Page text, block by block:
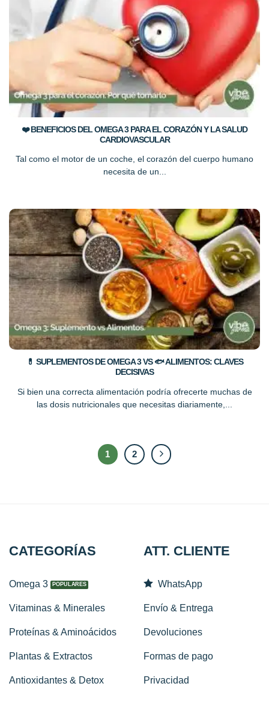
❤️ BENEFICIOS DEL OMEGA 3 PARA EL CORAZÓN Y LA SALUD
CARDIOVASCULAR
Tal como el motor de un coche, el corazón del cuerpo humano
necesita de un...
💊 SUPLEMENTOS DE OMEGA 3 VS 🐟 ALIMENTOS: CLAVES
DECISIVAS
Si bien una correcta alimentación podría ofrecerte muchas de
las dosis nutricionales que necesitas diariamente,...
1 2
CATEGORÍAS
Omega 3
Vitaminas & Minerales
Proteínas & Aminoácidos
Plantas & Extractos
Antioxidantes & Detox
ATT. CLIENTE
WhatsApp
Envío & Entrega
Devoluciones
Formas de pago
Privacidad